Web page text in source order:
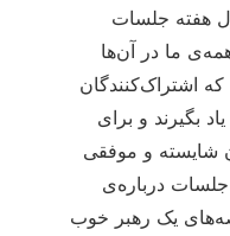
هفته جلسات
ما در آن‌ها
که اشتراک‌کنندگان
بگیرند و برای
شایسته و موفقی
درباره‌ی
یک رهبر خوب